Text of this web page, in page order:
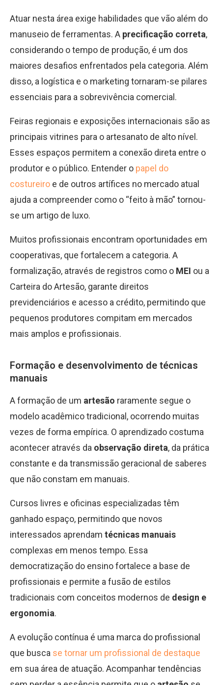
Atuar nesta área exige habilidades que vão além do
manuseio de ferramentas. A precificação correta,
considerando o tempo de produção, é um dos
maiores desafios enfrentados pela categoria. Além
disso, a logística e o marketing tornaram-se pilares
essenciais para a sobrevivência comercial.
Feiras regionais e exposições internacionais são as
principais vitrines para o artesanato de alto nível.
Esses espaços permitem a conexão direta entre o
produtor e o público. Entender o papel do
costureiro e de outros artífices no mercado atual
ajuda a compreender como o “feito à mão” tornou-
se um artigo de luxo.
Muitos profissionais encontram oportunidades em
cooperativas, que fortalecem a categoria. A
formalização, através de registros como o MEI ou a
Carteira do Artesão, garante direitos
previdenciários e acesso a crédito, permitindo que
pequenos produtores compitam em mercados
mais amplos e profissionais.
Formação e desenvolvimento de técnicas
manuais
A formação de um artesão raramente segue o
modelo acadêmico tradicional, ocorrendo muitas
vezes de forma empírica. O aprendizado costuma
acontecer através da observação direta, da prática
constante e da transmissão geracional de saberes
que não constam em manuais.
Cursos livres e oficinas especializadas têm
ganhado espaço, permitindo que novos
interessados aprendam técnicas manuais
complexas em menos tempo. Essa
democratização do ensino fortalece a base de
profissionais e permite a fusão de estilos
tradicionais com conceitos modernos de design e
ergonomia.
A evolução contínua é uma marca do profissional
que busca se tornar um profissional de destaque
em sua área de atuação. Acompanhar tendências